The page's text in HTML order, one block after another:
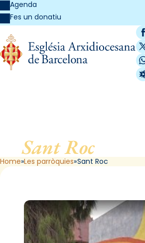
Agenda
Fes un donatiu
X
Sant Roc, de
Home Les parròquies Sant Roc